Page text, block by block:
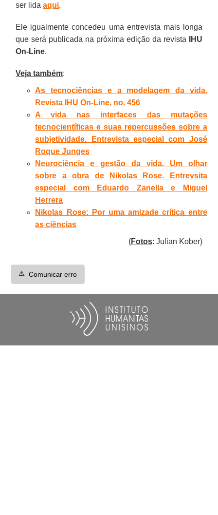
ser lidaaqui.
Ele igualmente concedeu uma entrevista mais longa
que será publicada na próxima edição da revista
IHU
On-Line.
Veja também:
As tecnociências e a modelagem da vida.
Revista IHU On-Line, no. 456
A vida nas interfaces das mutações
tecnocientíficas e suas repercussões sobre a
subjetividade. Entrevista especial com José
Roque Junges
Neurociência e gestão da vida. Um olhar
sobre a obra de Nikolas Rose. Entrevsita
especial com Eduardo Zanella e Miguel
Herrera
Nikolas Rose: Por uma amizade crítica entre
as ciências
(Fotos: Julian Kober)
⚠️ Comunicar erro